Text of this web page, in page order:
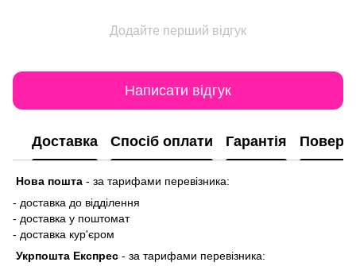
Додайте перший відгук
Написати відгук
Доставка Спосіб оплати Гарантія
Нова пошта - за тарифами перевізника:
- доставка до відділення
- доставка у поштомат
- доставка кур'єром
Укрпошта Експрес - за тарифами перевізника: